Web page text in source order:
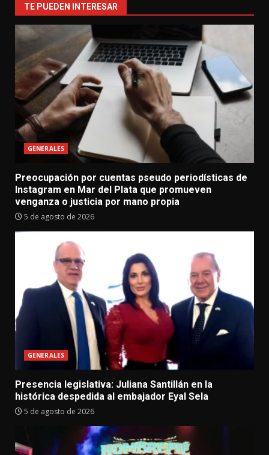
TE PUEDEN INTERESAR
GENERALES
Preocupación por cuentas pseudo periodísticas de
Instagram en Mar del Plata que promueven
venganza o justicia por mano propia
5 de agosto de 2026
GENERALES
Presencia legislativa: Juliana Santillán en la
histórica despedida al embajador Eyal Sela
5 de agosto de 2026